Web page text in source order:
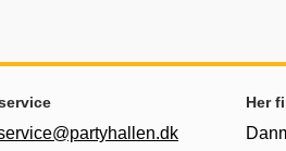
Her